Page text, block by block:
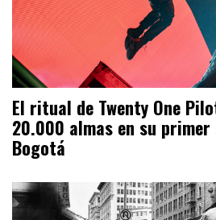
El ritual de Twenty One
20.000 almas en su primer
Bogotá